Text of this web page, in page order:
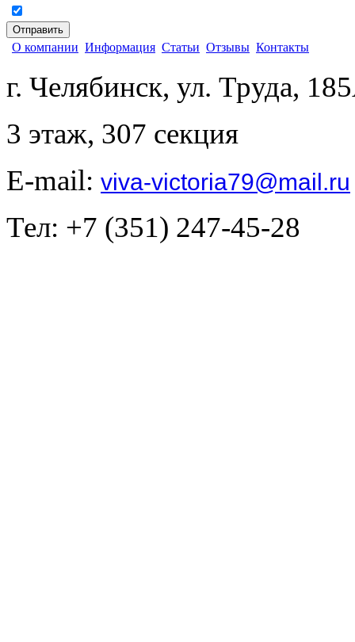
О компании Информация Статьи Отзывы Контакты
г. Челябинск, ул. Труда,
3 этаж, 307 секция
E-mail: viva-victoria79@mail.ru
Тел: +7 (351) 247-45-28